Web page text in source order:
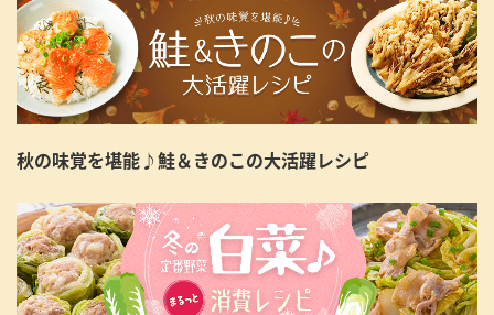
秋の味覚を堪能♪鮭＆きのこの大活躍レシピ